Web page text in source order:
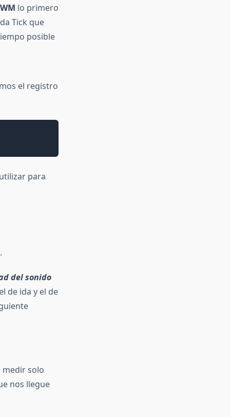
lo primero
Tick que
posible
el registro
para
del sonido
de ida y el de
medir solo
nos llegue